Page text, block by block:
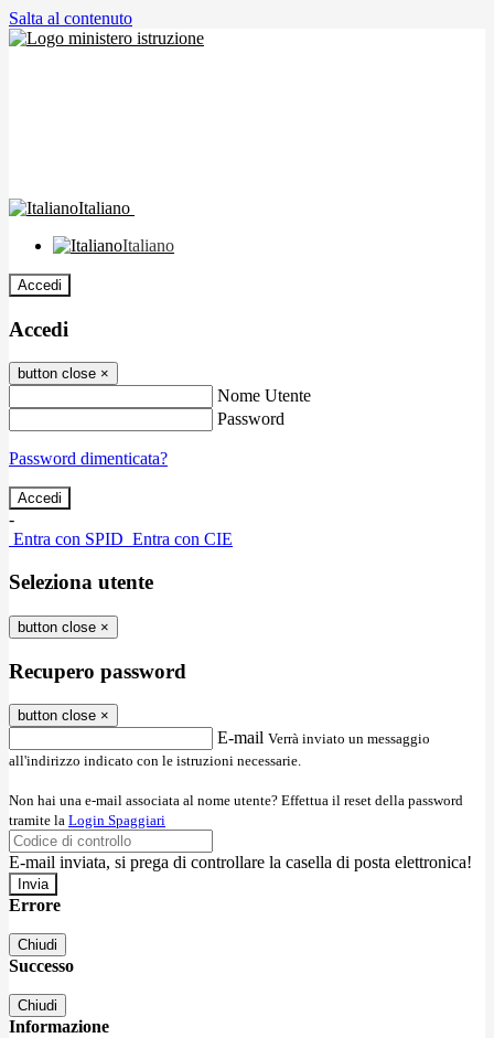
Salta al contenuto
Italiano
Italiano
Accedi
Accedi
button close ×
Nome Utente
Password
Password dimenticata?
-
Entra con SPID Entra con CIE
Seleziona utente
button close ×
Recupero password
button close ×
E-mail Verrà inviato un messaggio
all'indirizzo indicato con le istruzioni necessarie.
Non hai una e-mail associata al nome utente? Effettua il reset della password
tramite la Login Spaggiari
E-mail inviata, si prega di controllare la casella di posta elettronica!
Errore
Chiudi
Successo
Chiudi
Informazione